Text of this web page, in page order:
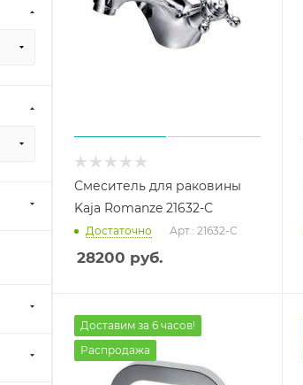
Смеситель для раковины
Kaja Romanze 21632-С
Достаточно Арт.: 21632-С
28200 руб.
Доставим за 6 часов!
Распродажа